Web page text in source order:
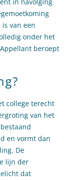
van een
onder het
beroept
college terecht
van het
en vormt dan
De
lijn der
dat